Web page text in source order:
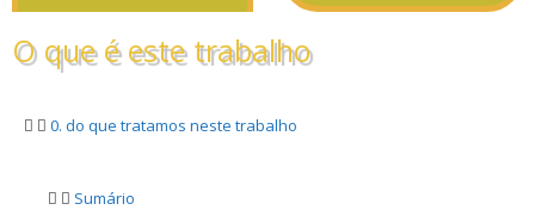
O que é este trabalho
0. do que tratamos neste trabalho
Sumário